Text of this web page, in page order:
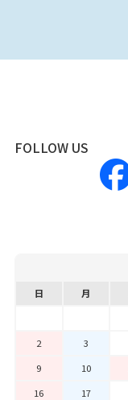
FOLLOW US
日 月
2
3
9
10
16
17